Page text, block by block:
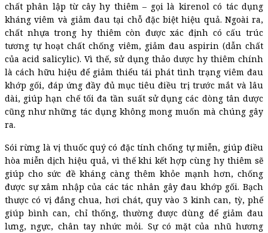
chất phân lập từ cây hy thiêm – gọi là kirenol có tác dụng
kháng viêm và giảm đau tại chỗ đặc biệt hiệu quả. Ngoài ra,
chất nhựa trong hy thiêm còn được xác định có cấu trúc
tương tự hoạt chất chống viêm, giảm đau aspirin (dẫn chất
của acid salicylic). Vì thế, sử dụng thảo dược hy thiêm chính
là cách hữu hiệu để giảm thiểu tái phát tình trạng viêm đau
khớp gối, đáp ứng đầy đủ mục tiêu điều trị trước mắt và lâu
dài, giúp hạn chế tối đa tần suất sử dụng các dòng tân dược
cũng như những tác dụng không mong muốn mà chúng gây
ra.
Sói rừng là vị thuốc quý có đặc tính chống tự miễn, giúp điều
hòa miễn dịch hiệu quả, vì thế khi kết hợp cùng hy thiêm sẽ
giúp cho sức đề kháng càng thêm khỏe mạnh hơn, chống
được sự xâm nhập của các tác nhân gây đau khớp gối. Bạch
thược có vị đắng chua, hơi chát, quy vào 3 kinh can, tỳ, phế
giúp bình can, chỉ thống, thường được dùng để giảm đau
lưng, ngực, chân tay nhức mỏi. Sự có mặt của nhũ hương